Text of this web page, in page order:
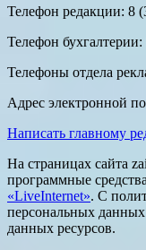
Телефон редакции: 8
Телефон
Телефоны отдела
Адрес электронной
Написать главному
На страницах сайта
программные средства
«LiveInternet». С
персональных
данных ресурсов.